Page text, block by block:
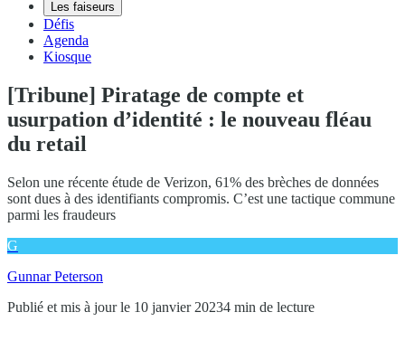
Les faiseurs
Défis
Agenda
Kiosque
[Tribune] Piratage de compte et
usurpation d’identité : le nouveau fléau
du retail
Selon une récente étude de Verizon, 61% des brèches de données
sont dues à des identifiants compromis. C’est une tactique commune
parmi les fraudeurs
G
Gunnar Peterson
Publié et mis à jour le 10 janvier 20234 min de lecture